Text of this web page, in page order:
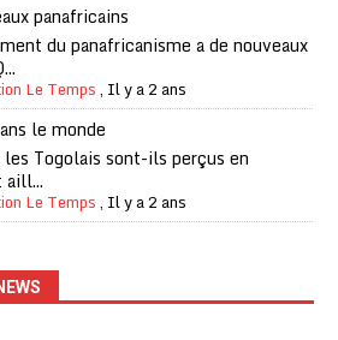
panafricains
du panafricanisme a de nouveaux
Le Temps, Il y a 2 ans
le monde
Togolais sont-ils perçus en
Le Temps, Il y a 2 ans